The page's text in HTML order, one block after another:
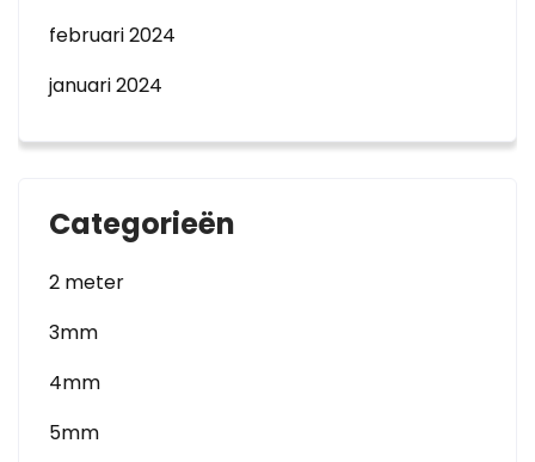
februari 2024
januari 2024
Categorieën
2 meter
3mm
4mm
5mm